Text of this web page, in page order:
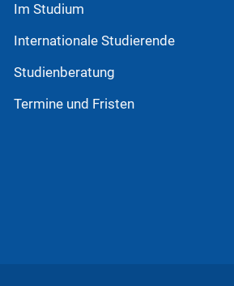
Im Studium
Internationale Studierende
Studienberatung
Termine und Fristen